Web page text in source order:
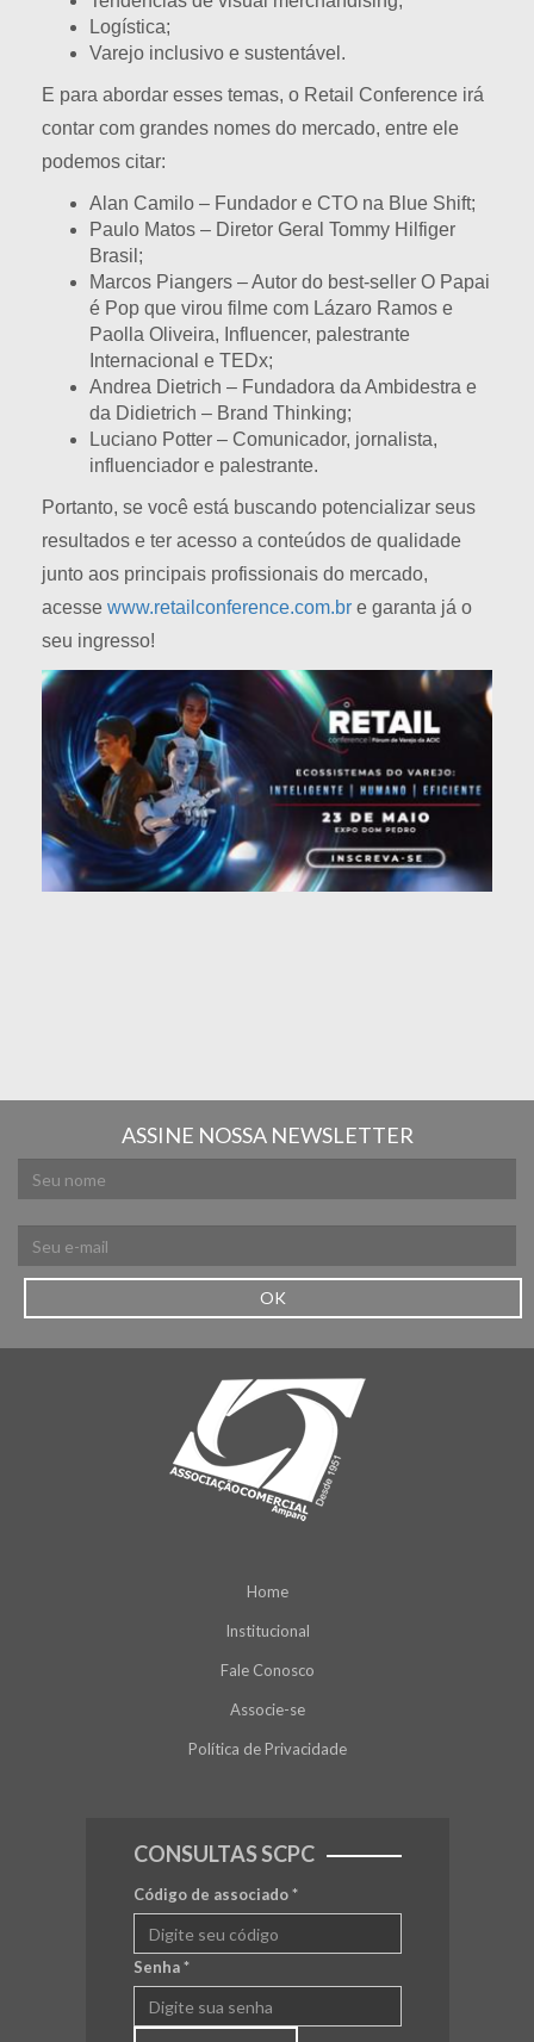
Logística;
Varejo inclusivo e sustentável.
E para abordar esses temas, o Retail Conference irá
contar com grandes nomes do mercado, entre ele
podemos citar:
Alan Camilo – Fundador e CTO na Blue Shift;
Paulo Matos – Diretor Geral Tommy Hilfiger
Brasil;
Marcos Piangers – Autor do best-seller O Papai
é Pop que virou filme com Lázaro Ramos e
Paolla Oliveira, Influencer, palestrante
Internacional e TEDx;
Andrea Dietrich – Fundadora da Ambidestra e
da Didietrich – Brand Thinking;
Luciano Potter – Comunicador, jornalista,
influenciador e palestrante.
Portanto, se você está buscando potencializar seus
resultados e ter acesso a conteúdos de qualidade
junto aos principais profissionais do mercado,
acesse www.retailconference.com.br e garanta já o
seu ingresso!
ASSINE NOSSA NEWSLETTER
OK
Home
Institucional
Fale Conosco
Associe-se
Política de Privacidade
CONSULTAS SCPC
Código de associado*
Senha*